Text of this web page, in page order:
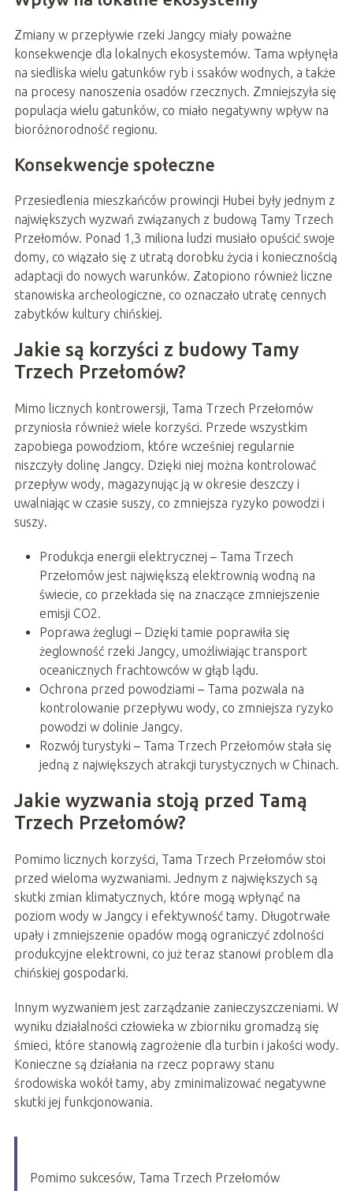
Zmiany w przepływie rzeki Jangcy miały poważne
konsekwencje dla lokalnych ekosystemów. Tama wpłynęła
na siedliska wielu gatunków ryb i ssaków wodnych, a także
na procesy nanoszenia osadów rzecznych. Zmniejszyła się
populacja wielu gatunków, co miało negatywny wpływ na
bioróżnorodność regionu.
Konsekwencje społeczne
Przesiedlenia mieszkańców prowincji Hubei były jednym z
największych wyzwań związanych z budową Tamy Trzech
Przełomów. Ponad 1,3 miliona ludzi musiało opuścić swoje
domy, co wiązało się z utratą dorobku życia i koniecznością
adaptacji do nowych warunków. Zatopiono również liczne
stanowiska archeologiczne, co oznaczało utratę cennych
zabytków kultury chińskiej.
Jakie są korzyści z budowy Tamy
Trzech Przełomów?
Mimo licznych kontrowersji, Tama Trzech Przełomów
przyniosła również wiele korzyści. Przede wszystkim
zapobiega powodziom, które wcześniej regularnie
niszczyły dolinę Jangcy. Dzięki niej można kontrolować
przepływ wody, magazynując ją w okresie deszczy i
uwalniając w czasie suszy, co zmniejsza ryzyko powodzi i
suszy.
Produkcja energii elektrycznej – Tama Trzech
Przełomów jest największą elektrownią wodną na
świecie, co przekłada się na znaczące zmniejszenie
emisji CO2.
Poprawa żeglugi – Dzięki tamie poprawiła się
żeglowność rzeki Jangcy, umożliwiając transport
oceanicznych frachtowców w głąb lądu.
Ochrona przed powodziami – Tama pozwala na
kontrolowanie przepływu wody, co zmniejsza ryzyko
powodzi w dolinie Jangcy.
Rozwój turystyki – Tama Trzech Przełomów stała się
jedną z największych atrakcji turystycznych w Chinach.
Jakie wyzwania stoją przed Tamą
Trzech Przełomów?
Pomimo licznych korzyści, Tama Trzech Przełomów stoi
przed wieloma wyzwaniami. Jednym z największych są
skutki zmian klimatycznych, które mogą wpłynąć na
poziom wody w Jangcy i efektywność tamy. Długotrwałe
upały i zmniejszenie opadów mogą ograniczyć zdolności
produkcyjne elektrowni, co już teraz stanowi problem dla
chińskiej gospodarki.
Innym wyzwaniem jest zarządzanie zanieczyszczeniami. W
wyniku działalności człowieka w zbiorniku gromadzą się
śmieci, które stanowią zagrożenie dla turbin i jakości wody.
Konieczne są działania na rzecz poprawy stanu
środowiska wokół tamy, aby zminimalizować negatywne
skutki jej funkcjonowania.
Pomimo sukcesów, Tama Trzech Przełomów